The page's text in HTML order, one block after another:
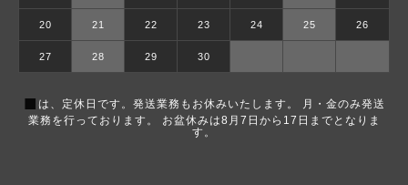
20 21 22 23 24 25 26
27 28 29 30
■ は、定休日です。発送業務もお休みいたします。 月・金のみ発送
業務を行っております。 お盆休みは8月7日から17日までとなりま
す。